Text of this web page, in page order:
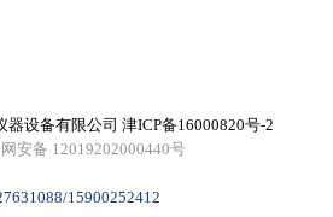
器设备有限公司 津ICP备16000820号-2
安备 12019202000440号
15900252412